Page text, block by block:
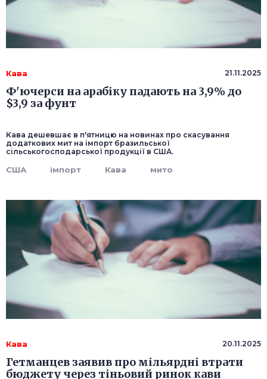
Кава 21.11.2025
Ф'ючерси на арабіку падають на 3,9% до
$3,9 за фунт
Кава дешевшає в п'ятницю на новинах про скасування
додаткових мит на імпорт бразильської
сільськогосподарської продукції в США.
США імпорт Кава мито
Кава 20.11.2025
Гетманцев заявив про мільярдні втрати
бюджету через тіньовий ринок кави